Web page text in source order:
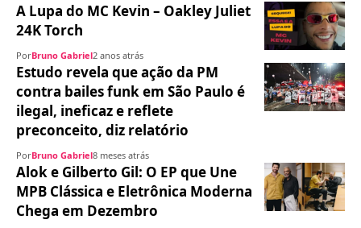
A Lupa do MC Kevin – Oakley Juliet
24K Torch
PorBruno Gabriel2 anos atrás
Estudo revela que ação da PM
contra bailes funk em São Paulo é
ilegal, ineficaz e reflete
preconceito, diz relatório
PorBruno Gabriel8 meses atrás
Alok e Gilberto Gil: O EP que Une
MPB Clássica e Eletrônica Moderna
Chega em Dezembro